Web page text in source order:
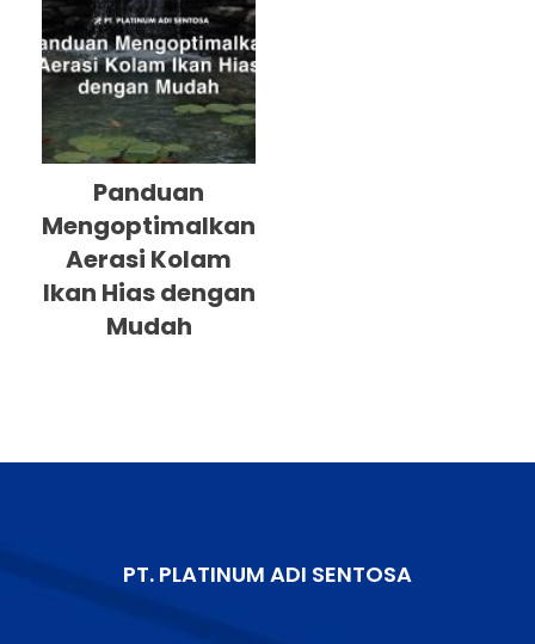
Panduan
Mengoptimalkan
Aerasi Kolam
Ikan Hias dengan
Mudah
PT. PLATINUM ADI SENTOSA